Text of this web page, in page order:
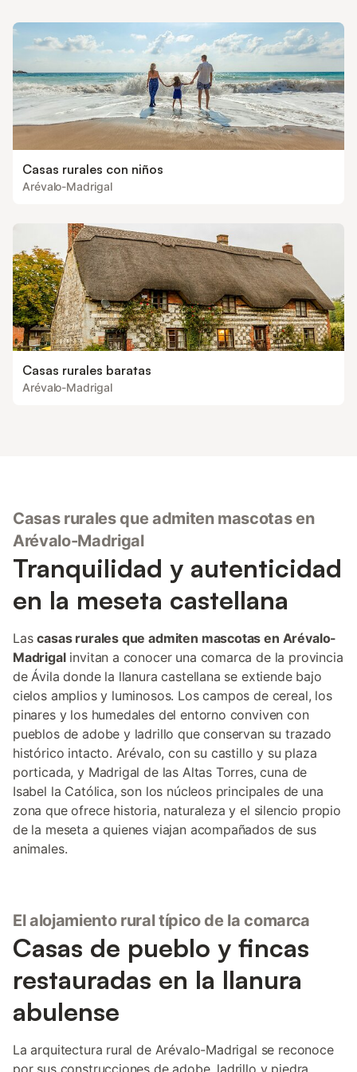
Casas rurales con niños
Arévalo-Madrigal
Casas rurales baratas
Arévalo-Madrigal
Casas rurales que admiten mascotas en
Arévalo-Madrigal
Tranquilidad y autenticidad
en la meseta castellana
Lascasas rurales que admiten mascotas en Arévalo-
Madrigalinvitan a conocer una comarca de la provincia
de Ávila donde la llanura castellana se extiende bajo
cielos amplios y luminosos. Los campos de cereal, los
pinares y los humedales del entorno conviven con
pueblos de adobe y ladrillo que conservan su trazado
histórico intacto. Arévalo, con su castillo y su plaza
porticada, y Madrigal de las Altas Torres, cuna de
Isabel la Católica, son los núcleos principales de una
zona que ofrece historia, naturaleza y el silencio propio
de la meseta a quienes viajan acompañados de sus
animales.
El alojamiento rural típico de la comarca
Casas de pueblo y fincas
restauradas en la llanura
abulense
La arquitectura rural de Arévalo-Madrigal se reconoce
por sus construcciones de adobe, ladrillo y piedra